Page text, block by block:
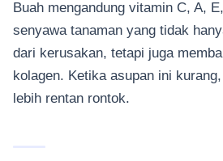
Buah mengandung vitamin C, A,
senyawa tanaman yang tidak
dari kerusakan, tetapi juga
kolagen. Ketika asupan ini
lebih rentan rontok.